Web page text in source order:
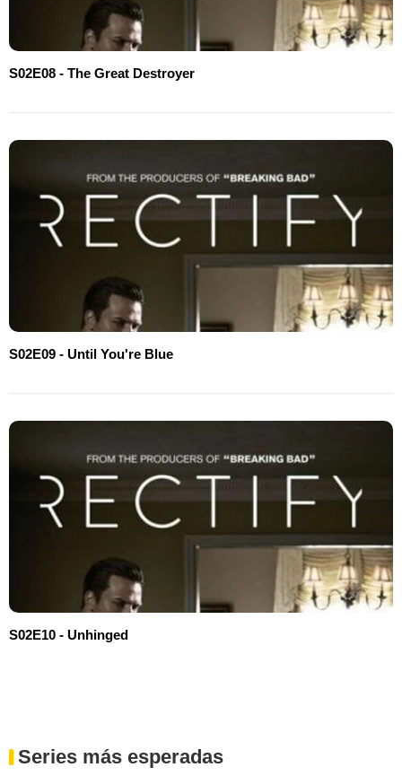
S02E08 - The Great Destroyer
S02E09 - Until You're Blue
S02E10 - Unhinged
Series más esperadas